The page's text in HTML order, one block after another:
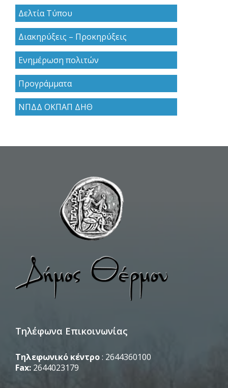
Δελτία Τύπου
Διακηρύξεις – Προκηρύξεις
Ενημέρωση πολιτών
Προγράμματα
ΝΠΔΔ ΟΚΠΑΠ ΔΗΘ
Τηλέφωνα Επικοινωνίας
Τηλεφωνικό κέντρο: 2644360100
Fax: 2644023179